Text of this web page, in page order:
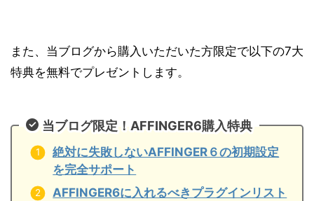
また、当ブログから購入いただいた方限定で以下の7大
特典を無料でプレゼントします。
当ブログ限定！AFFINGER6購入特典
絶対に失敗しないAFFINGER６の初期設定
を完全サポート
AFFINGER6に入れるべきプラグインリスト